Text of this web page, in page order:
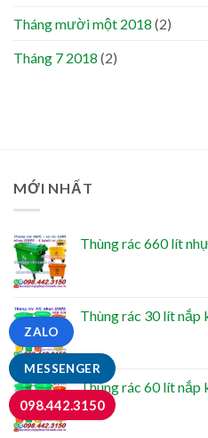
Tháng mười một 2018 (2)
Tháng 7 2018 (2)
MỚI NHẤT
Thùng rác 660 lít
Thùng rác 30 lít nắp
Thùng rác 60 lít nắp
MESSENGER
ZALO
098.442.3150